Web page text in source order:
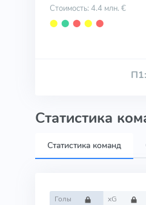
Стоимость: 4.4 млн. €
⬤ ⬤ ⬤ ⬤ ⬤
П1:
Статистика
Статистика команд
Голы xG